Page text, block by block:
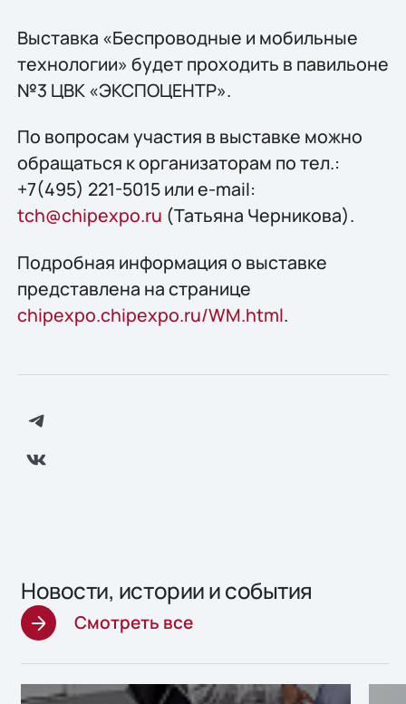
Выставка «Беспроводные и мобильные
технологии» будет проходить в павильоне
№3 ЦВК «ЭКСПОЦЕНТР».
По вопросам участия в выставке можно
обращаться к организаторам по тел.:
+7(495) 221-5015 или e-mail:
tch@chipexpo.ru (Татьяна Черникова).
Подробная информация о выставке
представлена на странице
chipexpo.chipexpo.ru/WM.html.
Новости, истории и события
Смотреть все